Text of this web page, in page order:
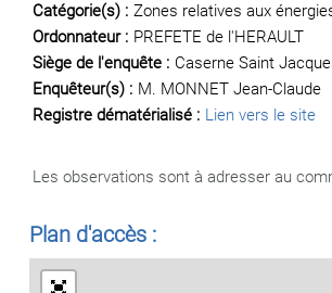
Catégorie(s) : Zones relatives aux
Ordonnateur : PREFETE de l'HERAULT
Siège de l'enquête : Caserne Saint
Enquêteur(s) : M. MONNET Jean-Claude
Registre dématérialisé : Lien vers le site
Les observations sont à adresser au
Plan d'accès :